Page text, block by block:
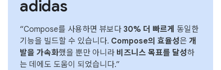
adidas
“Compose를 사용하면 뷰보다 30% 더 빠르게 동일한
기능을 빌드할 수 있습니다. Compose의 효율성은 개
발을 가속화했을 뿐만 아니라 비즈니스 목표를 달성하
는 데에도 도움이 되었습니다.”